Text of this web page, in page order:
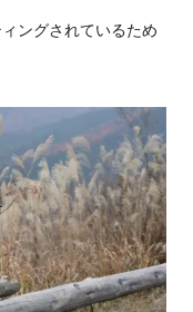
ングされているため